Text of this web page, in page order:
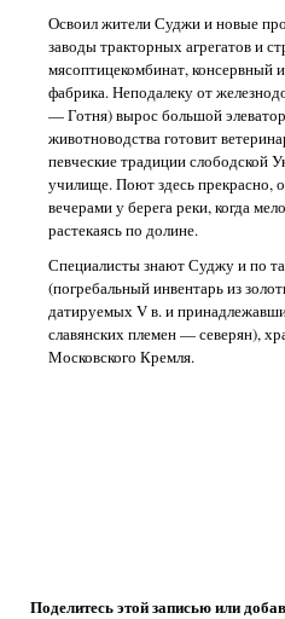
Освоил жители Суджи и новые
заводы тракторных агрегатов и
мясоптицекомбинат, консервный
фабрика. Неподалеку от
— Готня) вырос большой
животноводства готовит
певческие традиции слободской
училище. Поют здесь прекрасно,
вечерами у берега реки, когда
растекаясь по долине.
Специалисты знают Суджу и по
(погребальный инвентарь из
датируемых V в. и
славянских племен — северян),
Московского Кремля.
Поделитесь этой записью или